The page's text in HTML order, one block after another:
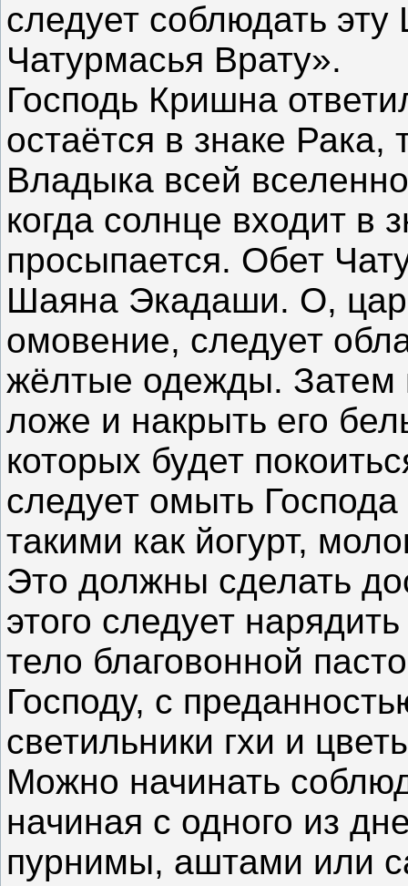
следует соблюдать
Чатурмасья Врату».
Господь Кришна
остаётся в знаке
Владыка всей
когда солнце входит в
просыпается. Обет
Шаяна Экадаши. О,
омовение, следует
жёлтые одежды. Затем
ложе и накрыть его
которых будет
следует омыть
такими как йогурт,
Это должны сделать
этого следует
тело благовонной
Господу, с
светильники гхи и
Можно начинать
начиная с одного из
пурнимы, аштами или